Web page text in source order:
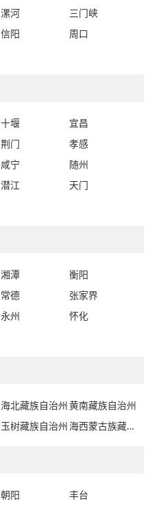
漯河
三门峡
信阳
周口
十堰
宜昌
荆门
孝感
咸宁
随州
潜江
天门
湘潭
衡阳
常德
张家界
永州
怀化
海北藏族自治州黄南藏族自治州
玉树藏族自治州 海西蒙古族藏族自治州
朝阳
丰台